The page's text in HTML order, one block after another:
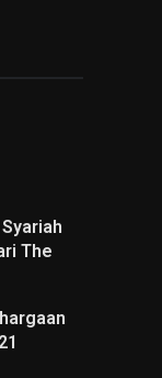
The